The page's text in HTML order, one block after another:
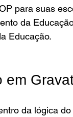
para suas
da
Educação.
em
da lógica